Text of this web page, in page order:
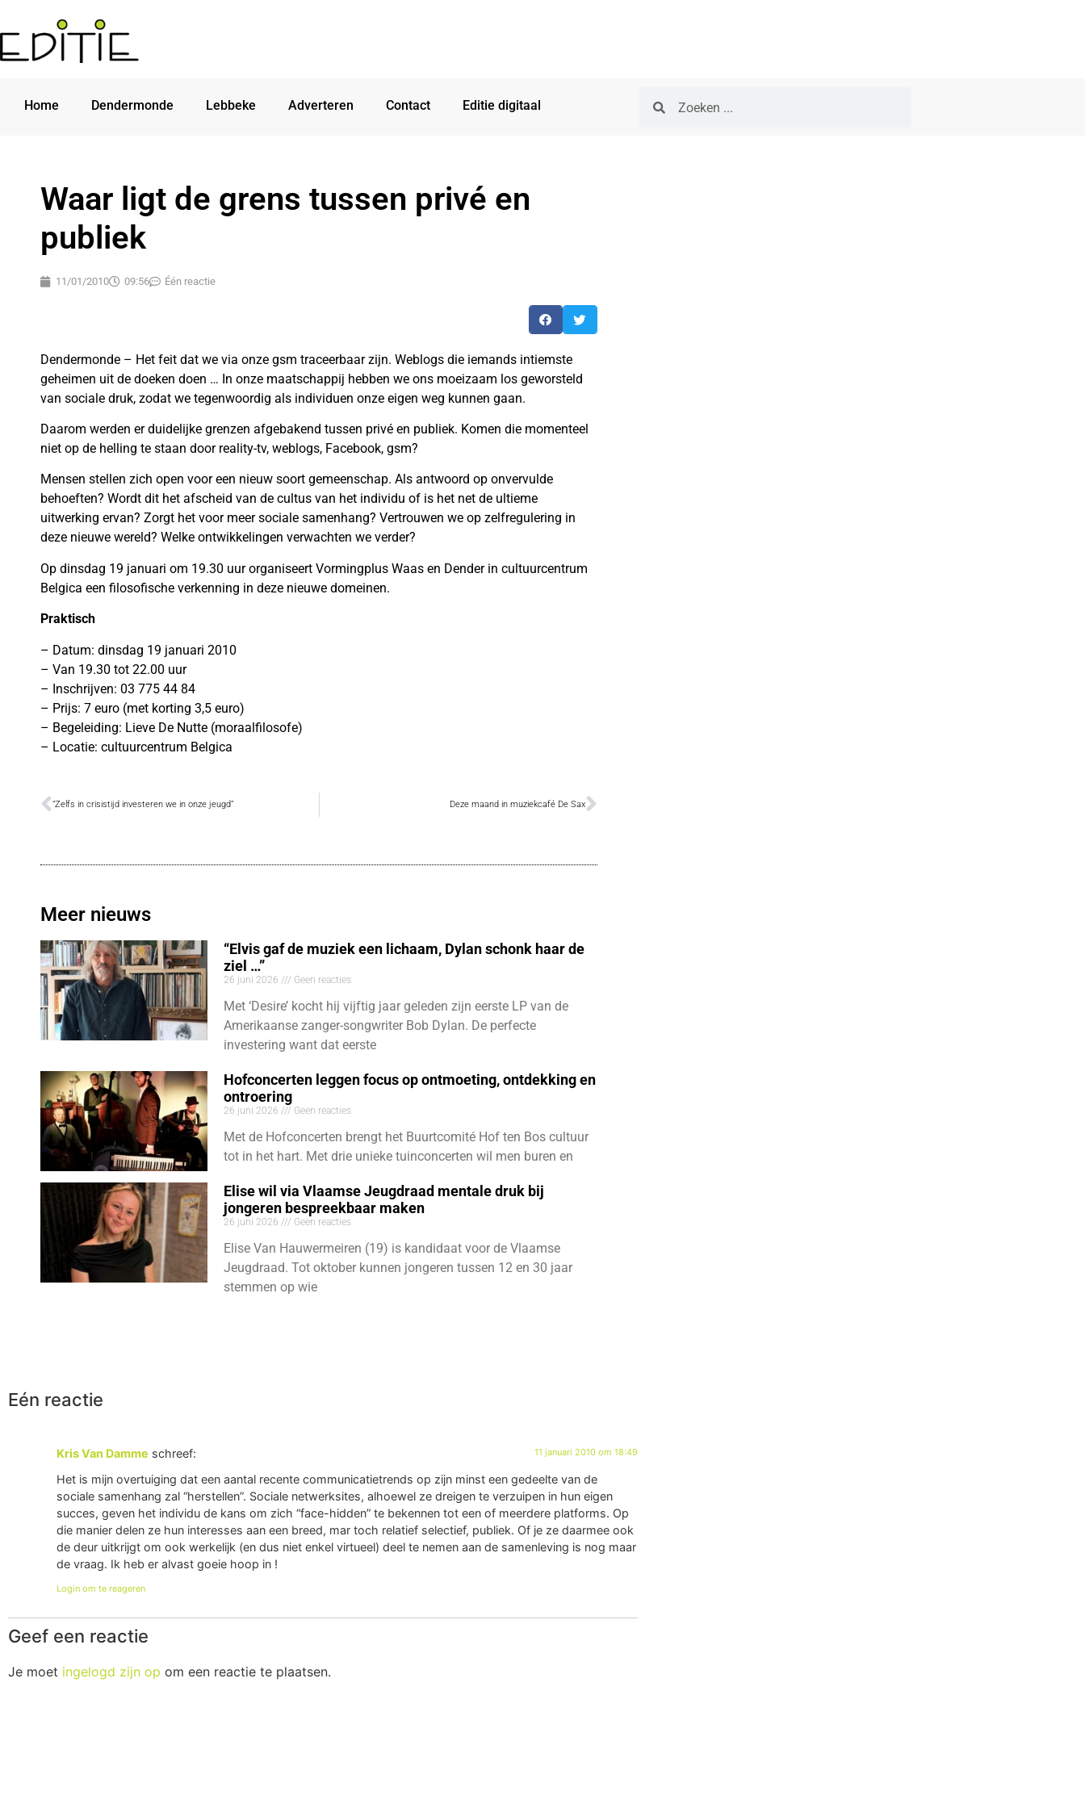
Home Dendermonde Lebbeke Adverteren Contact Editie digitaal
Waar ligt de grens tussen privé en
publiek
11/01/2010 09:56 Één reactie
Dendermonde – Het feit dat we via onze gsm traceerbaar zijn. Weblogs die iemands intiemste
geheimen uit de doeken doen … In onze maatschappij hebben we ons moeizaam los geworsteld
van sociale druk, zodat we tegenwoordig als individuen onze eigen weg kunnen gaan.
Daarom werden er duidelijke grenzen afgebakend tussen privé en publiek. Komen die momenteel
niet op de helling te staan door reality-tv, weblogs, Facebook, gsm?
Mensen stellen zich open voor een nieuw soort gemeenschap. Als antwoord op onvervulde
behoeften? Wordt dit het afscheid van de cultus van het individu of is het net de ultieme
uitwerking ervan? Zorgt het voor meer sociale samenhang? Vertrouwen we op zelfregulering in
deze nieuwe wereld? Welke ontwikkelingen verwachten we verder?
Op dinsdag 19 januari om 19.30 uur organiseert Vormingplus Waas en Dender in cultuurcentrum
Belgica een filosofische verkenning in deze nieuwe domeinen.
Praktisch
– Datum: dinsdag 19 januari 2010
– Van 19.30 tot 22.00 uur
– Inschrijven: 03 775 44 84
– Prijs: 7 euro (met korting 3,5 euro)
– Begeleiding: Lieve De Nutte (moraalfilosofe)
– Locatie: cultuurcentrum Belgica
“Zelfs in crisistijd investeren we in onze jeugd” Deze maand in muziekcafé De Sax
Meer nieuws
“Elvis gaf de muziek een lichaam, Dylan schonk haar de
ziel …”
26 juni 2026 Geen reacties
Met ‘Desire’ kocht hij vijftig jaar geleden zijn eerste LP van de
Amerikaanse zanger-songwriter Bob Dylan. De perfecte
investering want dat eerste
Hofconcerten leggen focus op ontmoeting, ontdekking en
ontroering
26 juni 2026 Geen reacties
Met de Hofconcerten brengt het Buurtcomité Hof ten Bos cultuur
tot in het hart. Met drie unieke tuinconcerten wil men buren en
Elise wil via Vlaamse Jeugdraad mentale druk bij
jongeren bespreekbaar maken
26 juni 2026 Geen reacties
Elise Van Hauwermeiren (19) is kandidaat voor de Vlaamse
Jeugdraad. Tot oktober kunnen jongeren tussen 12 en 30 jaar
stemmen op wie
Eén reactie
Kris Van Damme schreef: 11 januari 2010 om 18:49
Het is mijn overtuiging dat een aantal recente communicatietrends op zijn minst een gedeelte van de
sociale samenhang zal “herstellen”. Sociale netwerksites, alhoewel ze dreigen te verzuipen in hun eigen
succes, geven het individu de kans om zich “face-hidden” te bekennen tot een of meerdere platforms. Op
die manier delen ze hun interesses aan een breed, mar toch relatief selectief, publiek. Of je ze daarmee ook
de deur uitkrijgt om ook werkelijk (en dus niet enkel virtueel) deel te nemen aan de samenleving is nog maar
de vraag. Ik heb er alvast goeie hoop in !
Login om te reageren
Geef een reactie
Je moet ingelogd zijn op om een reactie te plaatsen.